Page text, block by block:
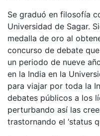
Se graduó en filosofía
Universidad de Sagar.
medalla de oro al
concurso de debate
un periodo de nueve
en la India en la
para viajar por toda la
debates públicos a los
perturbando así las
trastornando el ‘status